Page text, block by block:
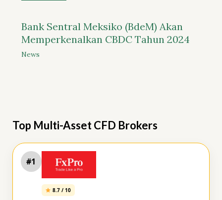
Bank Sentral Meksiko (BdeM) Akan
Memperkenalkan CBDC Tahun 2024
News
Top Multi-Asset CFD Brokers
#1
8.7 / 10